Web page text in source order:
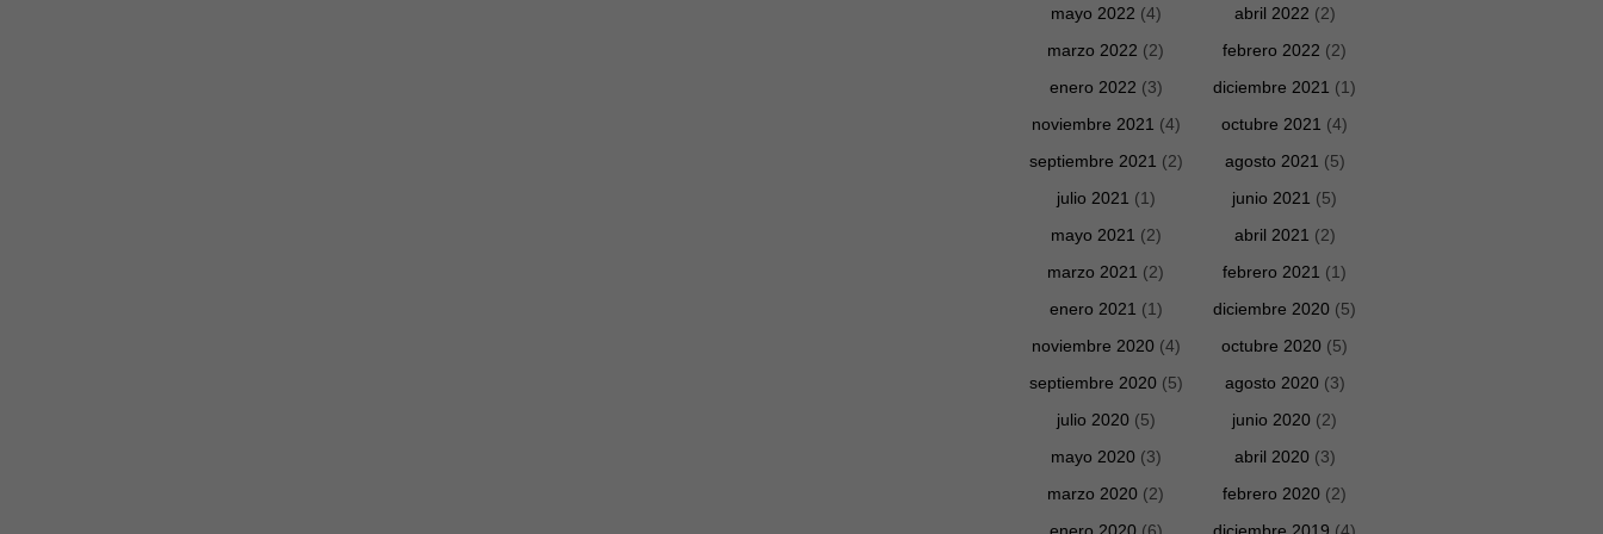
mayo 2022 (4) abril 2022 (2)
marzo 2022 (2) febrero 2022 (2)
enero 2022 (3) diciembre 2021 (1)
noviembre 2021 (4) octubre 2021 (4)
septiembre 2021 (2) agosto 2021 (5)
julio 2021 (1) junio 2021 (5)
mayo 2021 (2) abril 2021 (2)
marzo 2021 (2) febrero 2021 (1)
enero 2021 (1) diciembre 2020 (5)
noviembre 2020 (4) octubre 2020 (5)
septiembre 2020 (5) agosto 2020 (3)
julio 2020 (5) junio 2020 (2)
mayo 2020 (3) abril 2020 (3)
marzo 2020 (2) febrero 2020 (2)